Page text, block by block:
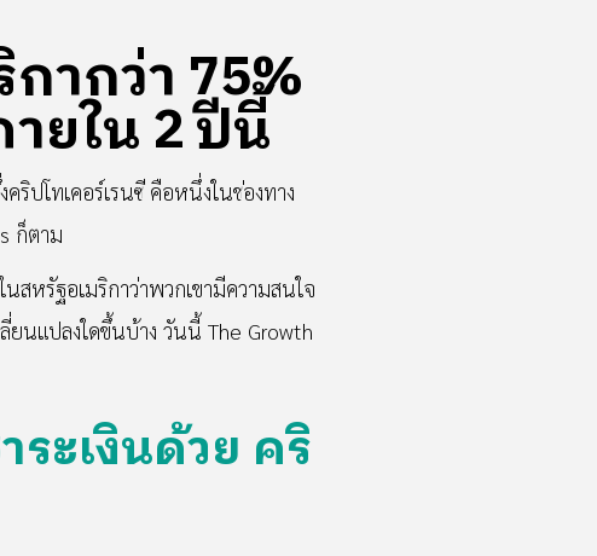
ากว่า 75%
ยใน 2 ปีนี้
ริปโทเคอร์เรนซี คือหนึ่งในช่องทาง
ก็ตาม
สหรัฐอเมริกาว่าพวกเขามีความสนใจ
ลี่ยนแปลงใดขึ้นบ้าง วันนี้ The Growth
ะเงินด้วย คริ